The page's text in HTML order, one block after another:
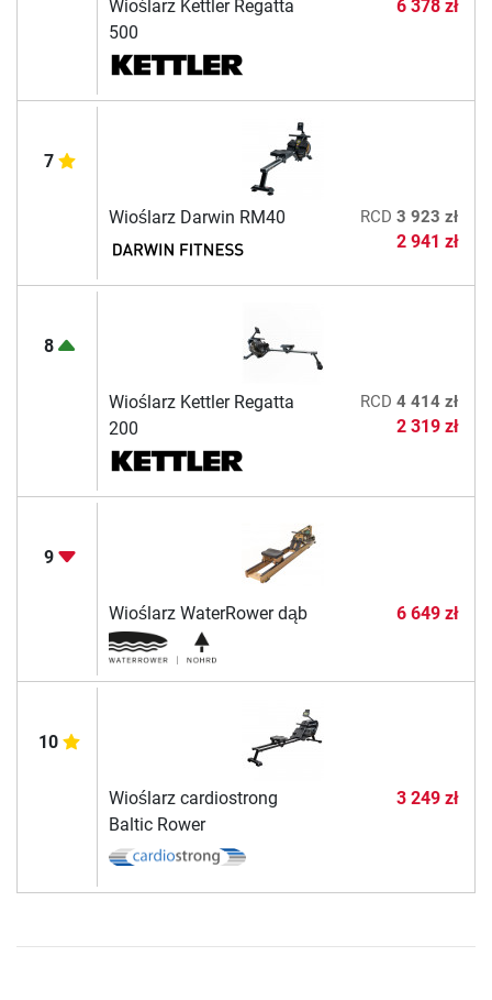
Wioślarz Kettler Regatta
500
6 378 zł
7
Wioślarz Darwin RM40 RCD 3 923 zł
2 941 zł
8
Wioślarz Kettler Regatta
200
RCD 4 414 zł
2 319 zł
9
Wioślarz WaterRower dąb 6 649 zł
10
Wioślarz cardiostrong
Baltic Rower
3 249 zł